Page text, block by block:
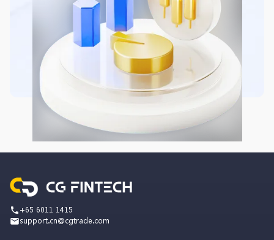
+65 6011 1415
support.cn@cgtrade.com